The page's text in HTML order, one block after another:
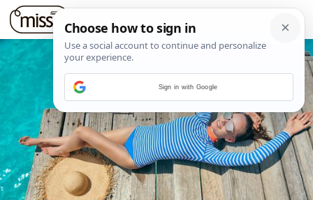
Sign in with Google